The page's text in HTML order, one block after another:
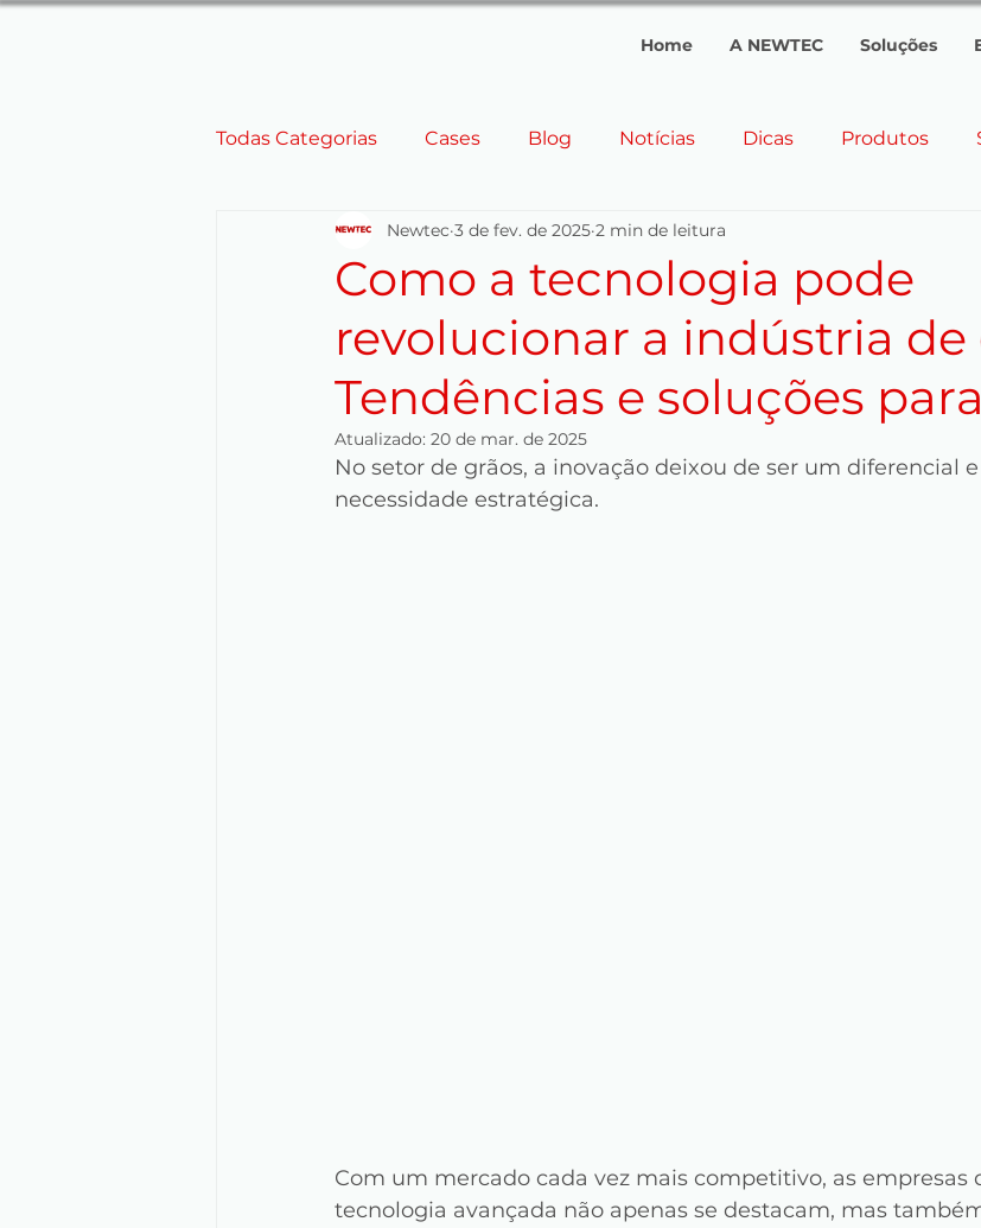
Home A NEWTEC Soluções
Todas Categorias Cases Blog Notícias Dicas Produtos
Eficiência Energética Equipamentos Personalizados
Corte a Laser Parboilização de Arroz Equipamentos para
Personalização de Equipamentos Brasil Argentina Uruguai
Equipamentos de limpeza
Como a tecnologia pode
revolucionar a indústria de
Tendências e soluções
Newtec 3 de fev. de 2025 2 min de leitura
Atualizado: 20 de mar. de 2025
No setor de grãos, a inovação deixou de ser um diferencial
necessidade estratégica.
Com um mercado cada vez mais competitivo, as empresas
tecnologia avançada não apenas se destacam, mas